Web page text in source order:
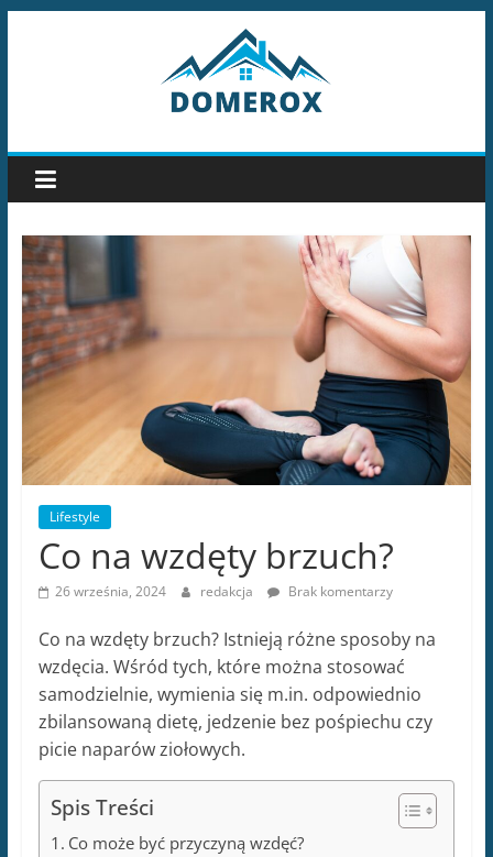
Domerox
Lifestyle
Co na wzdęty brzuch?
26 września, 2024 redakcja Brak komentarzy
Co na wzdęty brzuch? Istnieją różne sposoby na
wzdęcia. Wśród tych, które można stosować
samodzielnie, wymienia się m.in. odpowiednio
zbilansowaną dietę, jedzenie bez pośpiechu czy
picie naparów ziołowych.
Spis Treści
Co może być przyczyną wzdęć?